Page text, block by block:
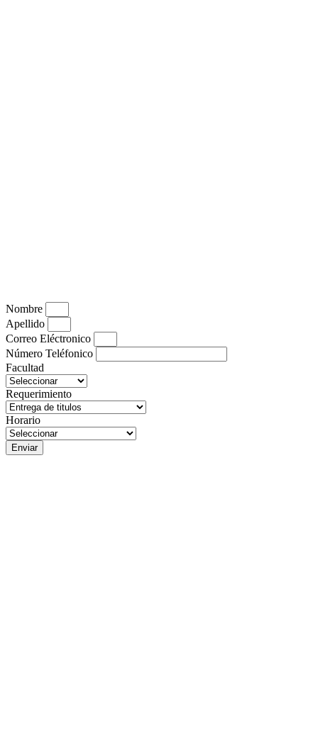
Nombre
Apellido
Correo Eléctronico
Número Teléfonico
Facultad
Requerimiento
Horario
Enviar